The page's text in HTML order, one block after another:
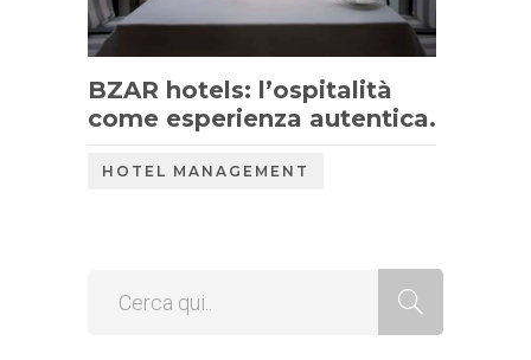
BZAR hotels: l’ospitalità
come esperienza autentica.
HOTEL MANAGEMENT